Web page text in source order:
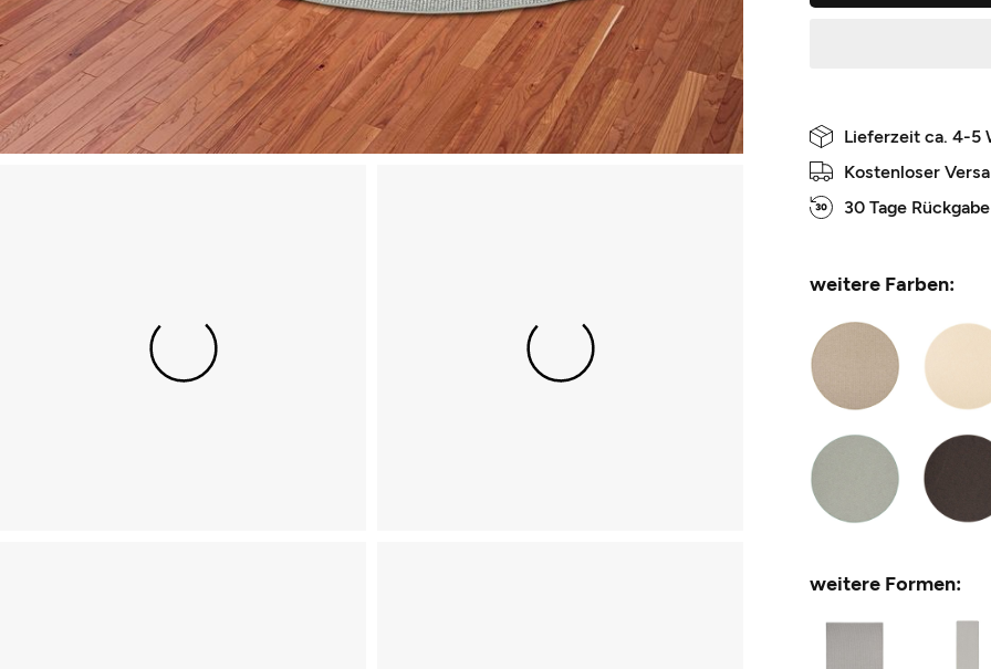
Lieferzeit ca. 4-5
Kostenloser
30 Tage
weitere Farben:
weitere Formen: